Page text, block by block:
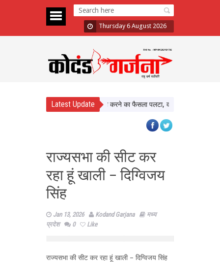
Thursday 6 August 2026
Latest Update
Case: Bombay HC ने बरी करने का फैसला पलटा, दोषी करार
राज्यसभा की सीट कर
रहा हूं खाली – दिग्विजय
सिंह
Jan 13, 2026 Kodand Garjana
मध्य
प्रदेश
0 Like
राज्यसभा की सीट कर रहा हूं खाली – दिग्विजय सिंह